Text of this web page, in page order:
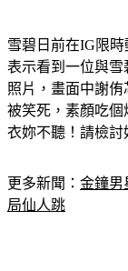
表示看到一位與雪
照片，畫面中謝
被笑死，素顏吃
衣妳不聽！請檢討
局仙人跳